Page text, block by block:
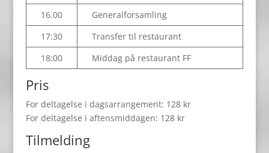
16.00
Generalforsamling
17:30
Transfer til restaurant
18:00
Middag på restaurant FF
Pris
For deltagelse i dagsarrangement: 128 kr
For deltagelse i aftensmiddagen: 128 kr
Tilmelding